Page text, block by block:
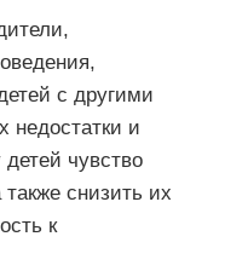
с другими
недостатки и
чувство
снизить их
к